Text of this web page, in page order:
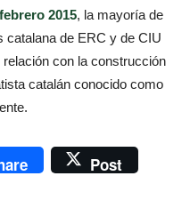
2015, la mayoría de
catalana de ERC y de CIU
con la construcción
catalán conocido como
Post